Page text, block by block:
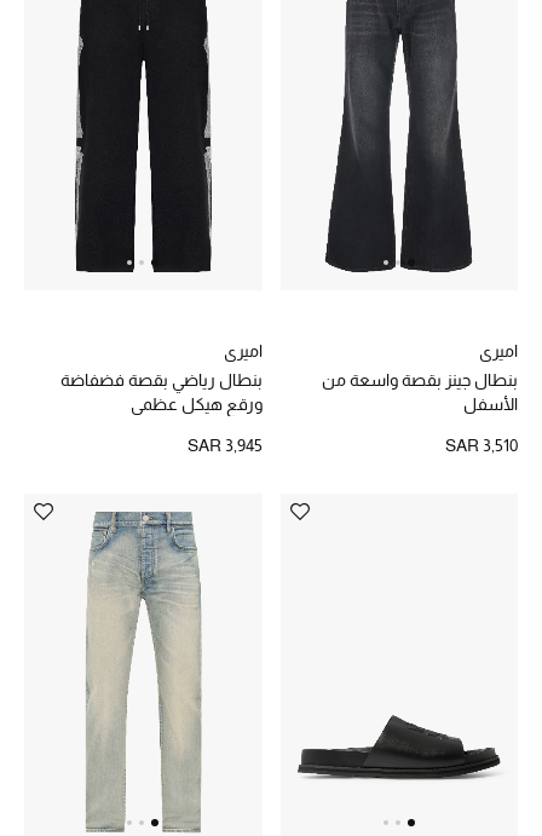
جميع الحقائب النسائية
جميع الإكسسورات النسائية
موضة نسائية
تسوقوا للنساء
الموسم الجديد
دليل ملتزمات الحقائب
اميري
بنطال جينز بقصة واسعة من
الأسفل
SAR 3,510
اميري
بنطال رياضي بقصة فضفاضة
ورقع هيكل عظمي
SAR 3,945